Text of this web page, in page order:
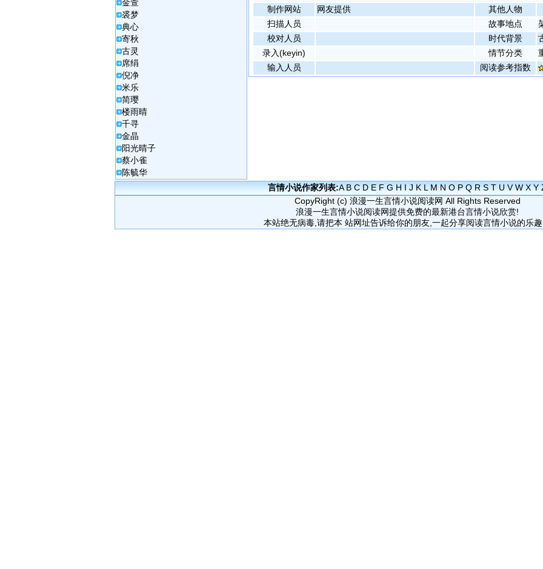
金萱
裘梦
典心
寄秋
古灵
席绢
倪净
米乐
简璎
楼雨晴
千寻
金晶
阳光晴子
蔡小雀
陈毓华
制作网站
网友提供
其他人物
扫描人员
故事地点
校对人员
时代背景
录入(keyin)
情节分类
输入人员
阅读参考指数
言情小说作家列表:A B C D E F G H I J K L M N O P Q R S T U V W X Y
CopyRight (c) 浪漫一生言情小说阅读网 All Rights Reserved
浪漫一生言情小说阅读网提供免费的最新港台言情小说欣赏!
本站绝无病毒,请把本 站网址告诉给你的朋友,一起分享阅读言情小说的乐